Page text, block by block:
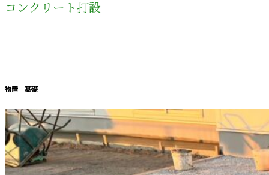
コンクリート打設
物置 基礎